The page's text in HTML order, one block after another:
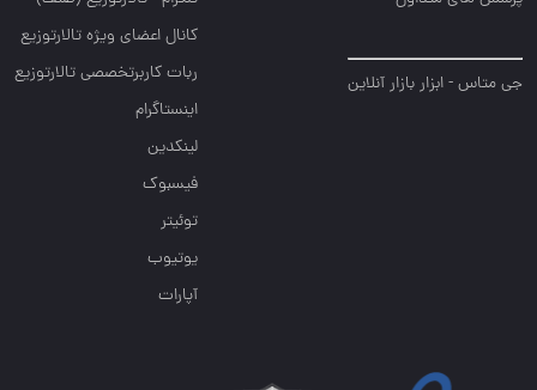
جی متاس - ابزار بازار آنلاین
کانال اعضای ویژه تالارتوزیع
ربات کاربرتخصصی تالارتوزیع
اینستاگرام
لینکدین
فیسبوک
توئیتر
یوتیوب
آپارات